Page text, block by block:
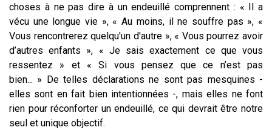
choses à ne pas dire à un endeuillé comprennent : « Il a
vécu une longue vie », « Au moins, il ne souffre pas », «
Vous rencontrerez quelqu'un d'autre », « Vous pourrez avoir
d’autres enfants », « Je sais exactement ce que vous
ressentez » et « Si vous pensez que ce n’est pas
bien... » De telles déclarations ne sont pas mesquines -
elles sont en fait bien intentionnées -, mais elles ne font
rien pour réconforter un endeuillé, ce qui devrait être notre
seul et unique objectif.